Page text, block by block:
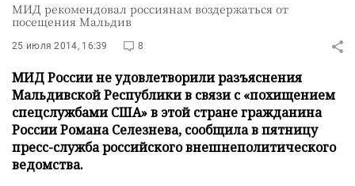
МИД рекомендовал россиянам воздержаться от
посещения Мальдив
25 июля 2014, 16:39 8
МИД России не удовлетворили разъяснения
Мальдивской Республики в связи с «похищением
спецслужбами США» в этой стране гражданина
России Романа Селезнева, сообщила в пятницу
пресс-служба российского внешнеполитического
ведомства.